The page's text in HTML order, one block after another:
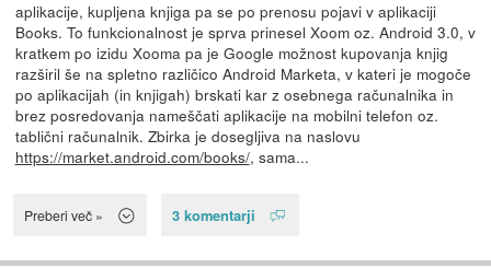
aplikacije, kupljena knjiga pa se po prenosu pojavi v aplikaciji
Books. To funkcionalnost je sprva prinesel Xoom oz. Android 3.0, v
kratkem po izidu Xooma pa je Google možnost kupovanja knjig
razširil še na spletno različico Android Marketa, v kateri je mogoče
po aplikacijah (in knjigah) brskati kar z osebnega računalnika in
brez posredovanja nameščati aplikacije na mobilni telefon oz.
tablični računalnik. Zbirka je dosegljiva na naslovu
https://market.android.com/books/, sama...
Preberi več » 3 komentarji